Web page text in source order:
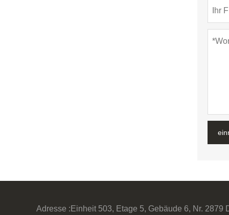
Adresse : Einheit 503, Etage 5, Gebäude 6, Nr.